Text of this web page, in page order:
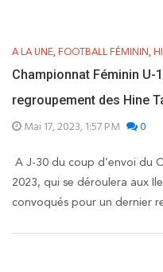
A LA UNE, FOOTBALL FÉMININ,
Championnat Féminin U-
regroupement des Hine
Mai 17, 2023, 1:57 PM 0
A J-30 du coup d’envoi du
2023, qui se déroulera aux
convoqués pour un dernier